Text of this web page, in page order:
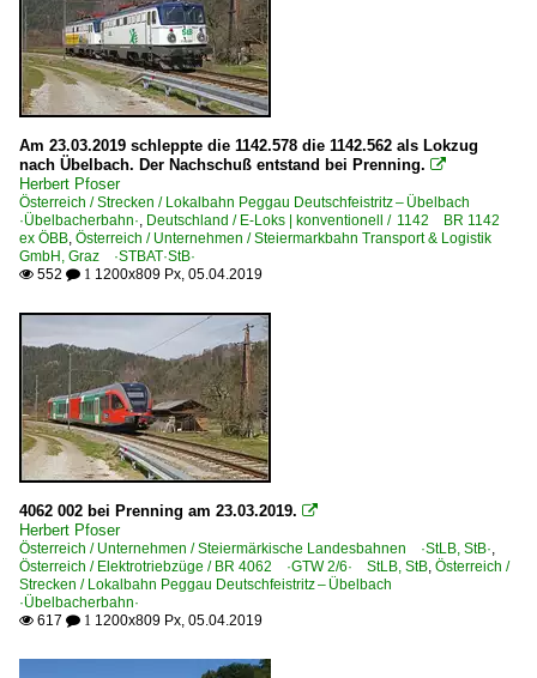
Am 23.03.2019 schleppte die 1142.578 die 1142.562 als Lokzug
nach Übelbach. Der Nachschuß entstand bei Prenning. 
Herbert Pfoser
Österreich / Strecken / Lokalbahn Peggau Deutschfeistritz – Übelbach
·Übelbacherbahn· Deutschland / E-Loks | konventionell / 1142 BR 1142
ex ÖBB Österreich / Unternehmen / Steiermarkbahn Transport & Logistik
GmbH, Graz ·STBAT·StB·
 552  1 1200x809 Px, 05.04.2019
4062 002 bei Prenning am 23.03.2019. 
Herbert Pfoser
Österreich / Unternehmen / Steiermärkische Landesbahnen ·StLB, StB·
Österreich / Elektrotriebzüge / BR 4062 ·GTW 2/6· StLB, StB Österreich /
Strecken / Lokalbahn Peggau Deutschfeistritz – Übelbach
·Übelbacherbahn·
 617  1 1200x809 Px, 05.04.2019